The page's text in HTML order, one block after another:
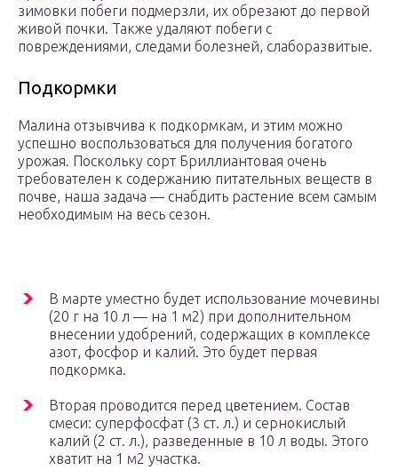
зимовки побеги подмерзли, их обрезают до первой
живой почки. Также удаляют побеги с
повреждениями, следами болезней, слаборазвитые.
Подкормки
Малина отзывчива к подкормкам, и этим можно
успешно воспользоваться для получения богатого
урожая. Поскольку сорт Бриллиантовая очень
требователен к содержанию питательных веществ в
почве, наша задача — снабдить растение всем самым
необходимым на весь сезон.
В марте уместно будет использование мочевины
(20 г на 10 л — на 1 м2) при дополнительном
внесении удобрений, содержащих в комплексе
азот, фосфор и калий. Это будет первая
подкормка.
Вторая проводится перед цветением. Состав
смеси: суперфосфат (3 ст. л.) и сернокислый
калий (2 ст. л.), разведенные в 10 л воды. Этого
хватит на 1 м2 участка.